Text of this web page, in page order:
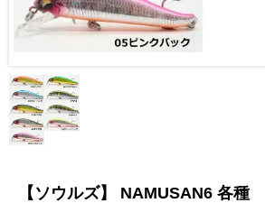
【ソウルズ】 NAMUSAN6 各種